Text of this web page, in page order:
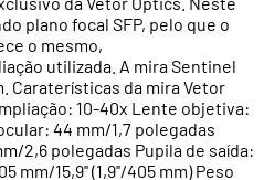
plano focal SFP, pelo que o
o mesmo,
utilizada. A mira Sentinel
Caraterísticas da mira Vetor
10-40x Lente objetiva:
44 mm/1,7 polegadas
2,6 polegadas Pupila de saída:
mm/15,9'' (1,9''/405 mm) Peso